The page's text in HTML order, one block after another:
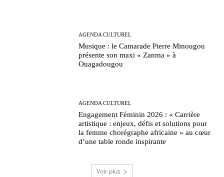
AGENDA CULTUREL
Musique : le Camarade Pierre Minougou
présente son maxi « Zanma » à
Ouagadougou
AGENDA CULTUREL
Engagement Féminin 2026 : « Carrière
artistique : enjeux, défis et solutions pour
la femme chorégraphe africaine » au cœur
d’une table ronde inspirante
Voir plus